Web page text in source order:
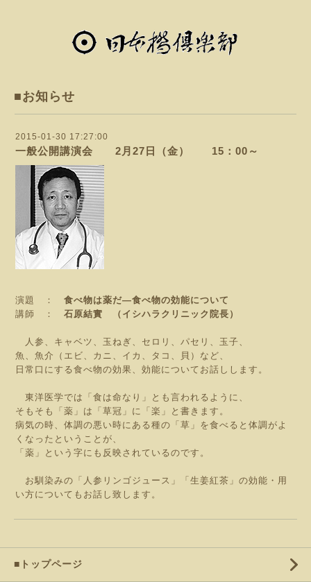
■お知らせ
2015-01-30 17:27:00
一般公開講演会 2月27日（金） 15：00～
演題 ： 食べ物は薬だ―食べ物の効能について
講師 ： 石原結實 （イシハラクリニック院長）
人参、キャベツ、玉ねぎ、セロリ、パセリ、玉子、
魚、魚介（エビ、カニ、イカ、タコ、貝）など、
日常口にする食べ物の効果、効能についてお話しします。
東洋医学では「食は命なり」とも言われるように、
そもそも「薬」は「草冠」に「楽」と書きます。
病気の時、体調の悪い時にある種の「草」を食べると体調がよ
くなったということが、
「薬」という字にも反映されているのです。
お馴染みの「人参リンゴジュース」「生姜紅茶」の効能・用
い方についてもお話し致します。
■トップページ